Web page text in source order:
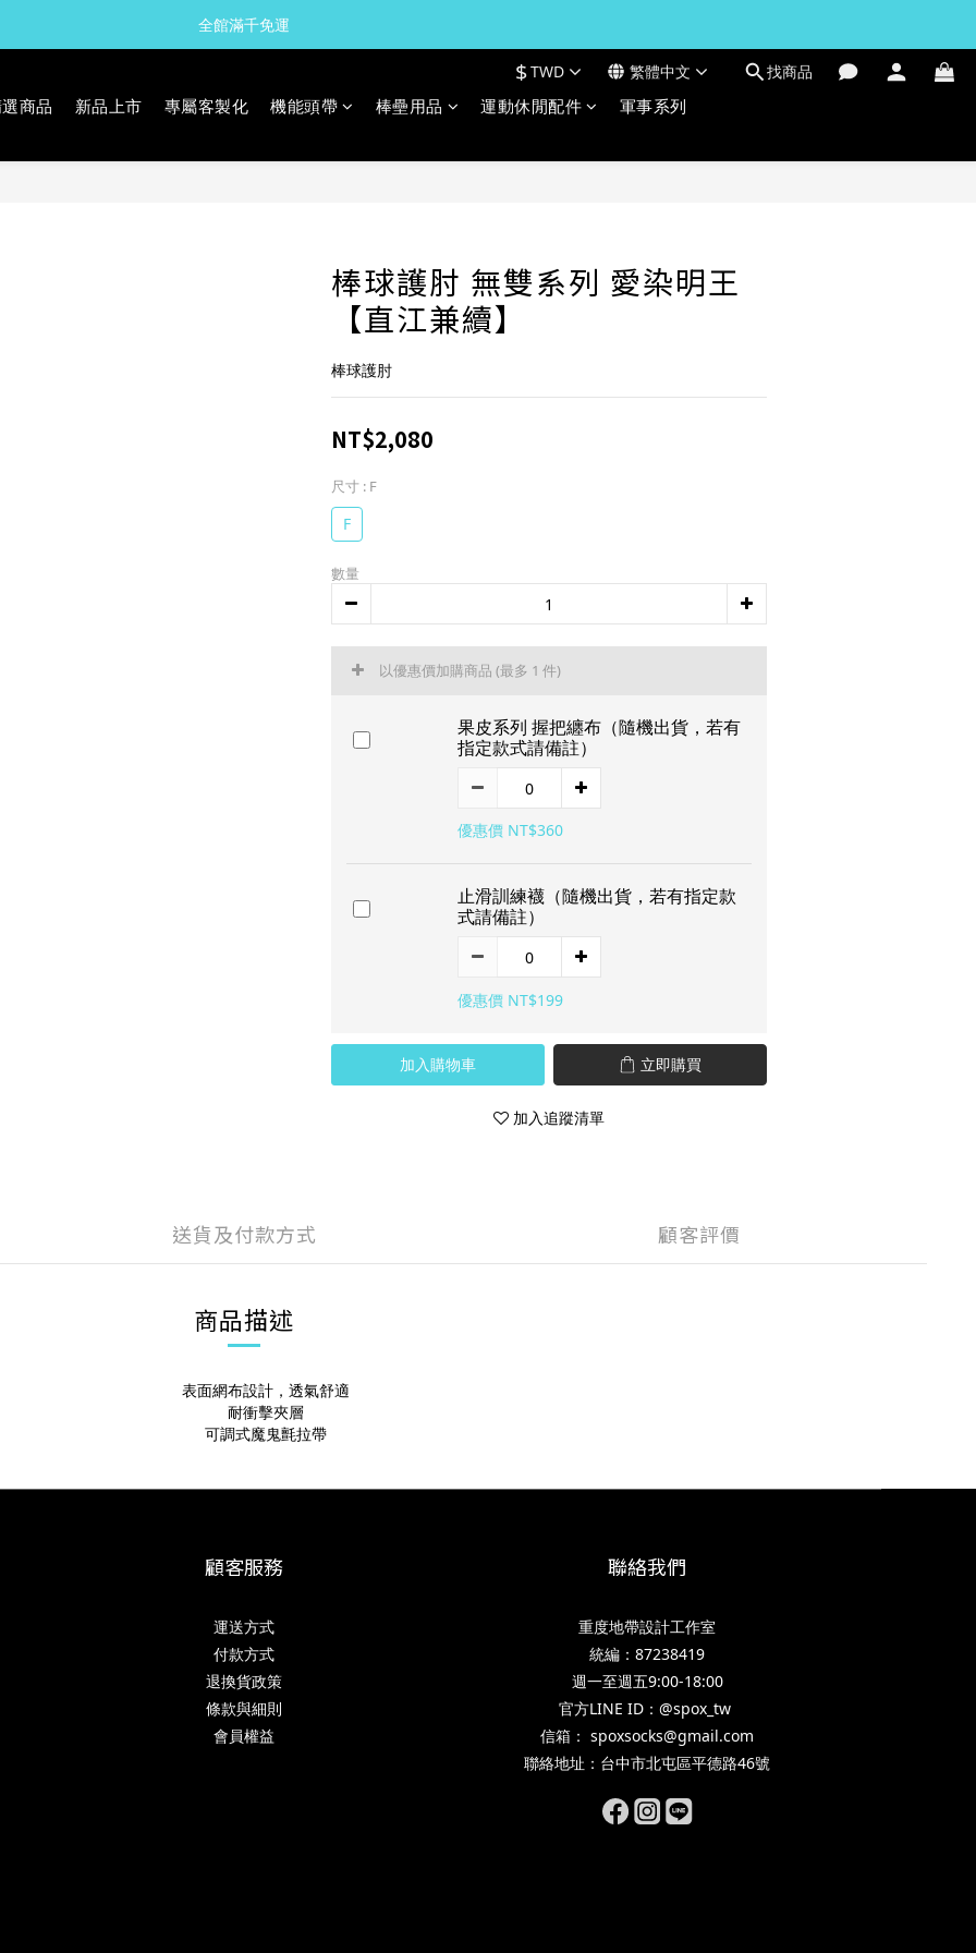
全館滿千免運
$TWD 繁體中文 找商品
商品 新品上市 專屬客製化 機能頭帶 棒壘用品 運動休閒配件 軍事系列
棒球護肘 無雙系列 愛染明王
【直江兼續】
棒球護肘
NT$2,080
尺寸 : F
F
數量
以優惠價加購商品 (最多 1 件)
果皮系列 握把纏布（隨機出貨，若有
指定款式請備註）
優惠價 NT$360
止滑訓練襪（隨機出貨，若有指定款
式請備註）
優惠價 NT$199
加入購物車 立即購買
加入追蹤清單
送貨及付款方式 顧客評價
商品描述
表面網布設計，透氣舒適
耐衝擊夾層
可調式魔鬼氈拉帶
顧客服務
運送方式
付款方式
退換貨政策
條款與細則
會員權益
聯絡我們
重度地帶設計工作室
統編：87238419
週一至週五9:00-18:00
官方LINE ID：@spox_tw
信箱： spoxsocks@gmail.com
聯絡地址：台中市北屯區平德路46號